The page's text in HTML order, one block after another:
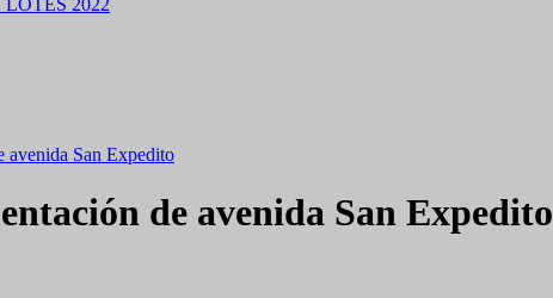
2022
avenida San Expedito
de avenida San Expedito